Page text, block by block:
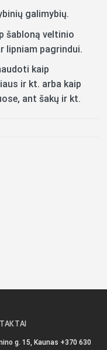
galimybių.
šabloną veltinio
lipniam pagrindui.
kaip
ir kt. arba kaip
ant šakų ir kt.
g. 15, Kaunas +370 630